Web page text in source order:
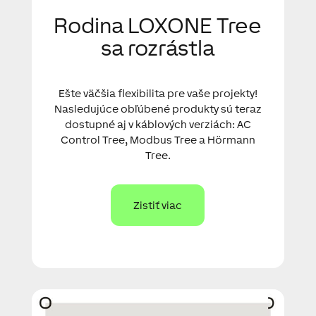
Rodina LOXONE Tree
sa rozrástla
Ešte väčšia flexibilita pre vaše projekty!
Nasledujúce obľúbené produkty sú teraz
dostupné aj v káblových verziách: AC
Control Tree, Modbus Tree a Hörmann
Tree.
Zistiť viac